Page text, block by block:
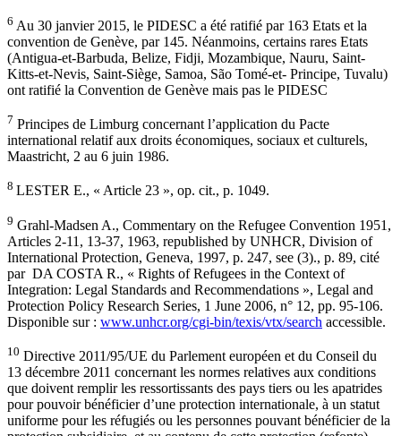
6 Au 30 janvier 2015, le PIDESC a été ratifié par 163 Etats et la
convention de Genève, par 145. Néanmoins, certains rares Etats
(Antigua-et-Barbuda, Belize, Fidji, Mozambique, Nauru, Saint-
Kitts-et-Nevis, Saint-Siège, Samoa, São Tomé-et- Principe, Tuvalu)
ont ratifié la Convention de Genève mais pas le PIDESC
7 Principes de Limburg concernant l’application du Pacte
international relatif aux droits économiques, sociaux et culturels,
Maastricht, 2 au 6 juin 1986.
8 LESTER E., « Article 23 », op. cit., p. 1049.
9 Grahl-Madsen A., Commentary on the Refugee Convention 1951,
Articles 2-11, 13-37, 1963, republished by UNHCR, Division of
International Protection, Geneva, 1997, p. 247, see (3)., p. 89, cité
par DA COSTA R., « Rights of Refugees in the Context of
Integration: Legal Standards and Recommendations », Legal and
Protection Policy Research Series, 1 June 2006, n° 12, pp. 95-106.
Disponible sur : www.unhcr.org/cgi-bin/texis/vtx/search accessible.
10 Directive 2011/95/UE du Parlement européen et du Conseil du
13 décembre 2011 concernant les normes relatives aux conditions
que doivent remplir les ressortissants des pays tiers ou les apatrides
pour pouvoir bénéficier d’une protection internationale, à un statut
uniforme pour les réfugiés ou les personnes pouvant bénéficier de la